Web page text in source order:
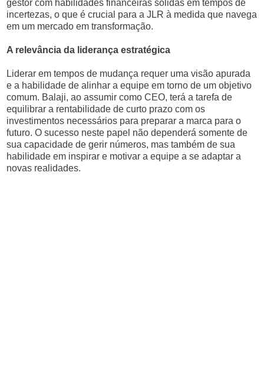
gestor com habilidades financeiras sólidas em tempos de
incertezas, o que é crucial para a JLR à medida que navega
em um mercado em transformação.
A relevância da liderança estratégica
Liderar em tempos de mudança requer uma visão apurada
e a habilidade de alinhar a equipe em torno de um objetivo
comum. Balaji, ao assumir como CEO, terá a tarefa de
equilibrar a rentabilidade de curto prazo com os
investimentos necessários para preparar a marca para o
futuro. O sucesso neste papel não dependerá somente de
sua capacidade de gerir números, mas também de sua
habilidade em inspirar e motivar a equipe a se adaptar a
novas realidades.